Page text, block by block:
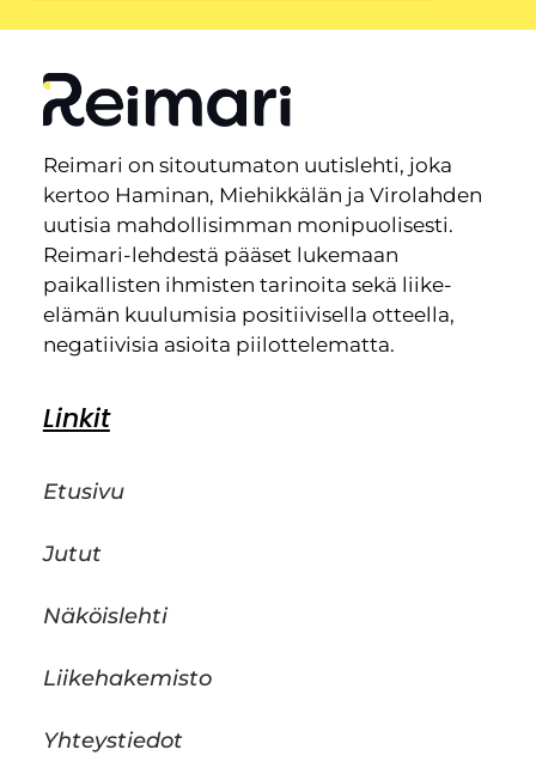
Reimari on sitoutumaton uutislehti, joka
kertoo Haminan, Miehikkälän ja Virolahden
uutisia mahdollisimman monipuolisesti.
Reimari-lehdestä pääset lukemaan
paikallisten ihmisten tarinoita sekä liike-
elämän kuulumisia positiivisella otteella,
negatiivisia asioita piilottelematta.
Linkit
Etusivu
Jutut
Näköislehti
Liikehakemisto
Yhteystiedot